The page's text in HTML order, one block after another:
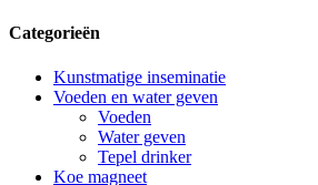
Categorieën
Kunstmatige inseminatie
Voeden en water geven
Voeden
Water geven
Tepel drinker
Koe magneet